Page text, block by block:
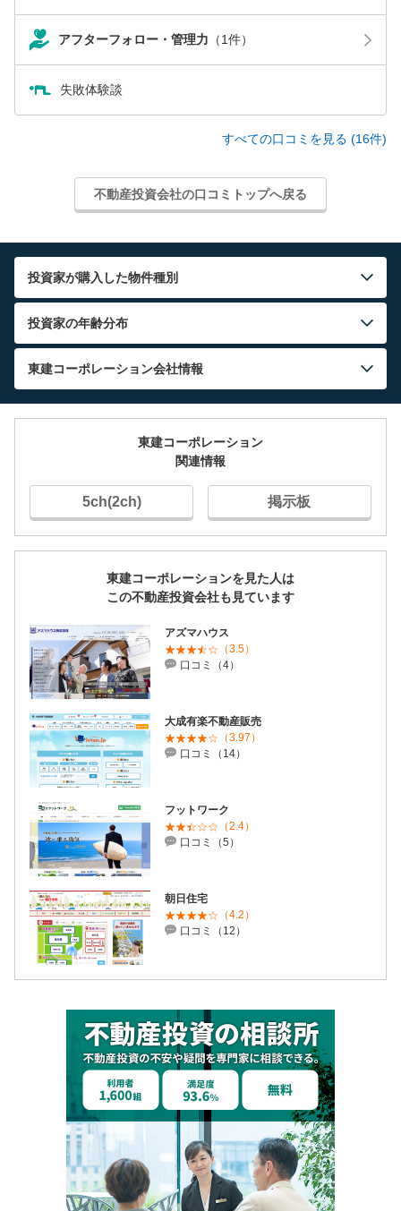
アフターフォロー・管理力 （1件）
失敗体験談
すべての口コミを見る (16件)
不動産投資会社の口コミトップへ戻る
投資家が購入した物件種別
投資家の年齢分布
東建コーポレーション会社情報
東建コーポレーション
関連情報
5ch(2ch) 掲示板
東建コーポレーションを見た人は
この不動産投資会社も見ています
アズマハウス
（3.5）
口コミ（4）
大成有楽不動産販売
（3.97）
口コミ（14）
フットワーク
（2.4）
口コミ（5）
朝日住宅
（4.2）
口コミ（12）